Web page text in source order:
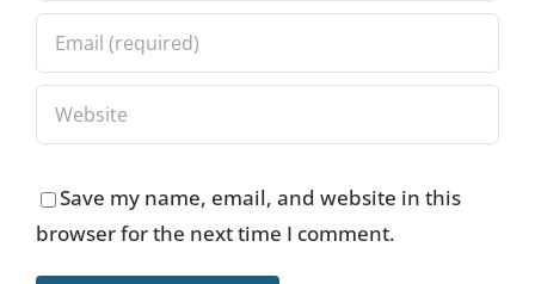
Save my name, email, and website in this
browser for the next time I comment.